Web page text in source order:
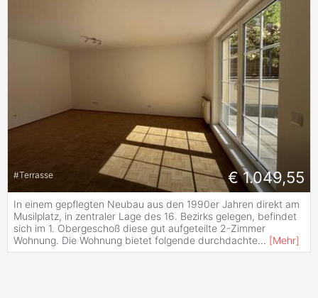
#Terrasse € 1.049,55
In einem gepflegten Neubau aus den 1990er Jahren direkt am
Musilplatz, in zentraler Lage des 16. Bezirks gelegen, befindet
sich im 1. Obergeschoß diese gut aufgeteilte 2-Zimmer
Wohnung. Die Wohnung bietet folgende durchdachte... [Mehr]